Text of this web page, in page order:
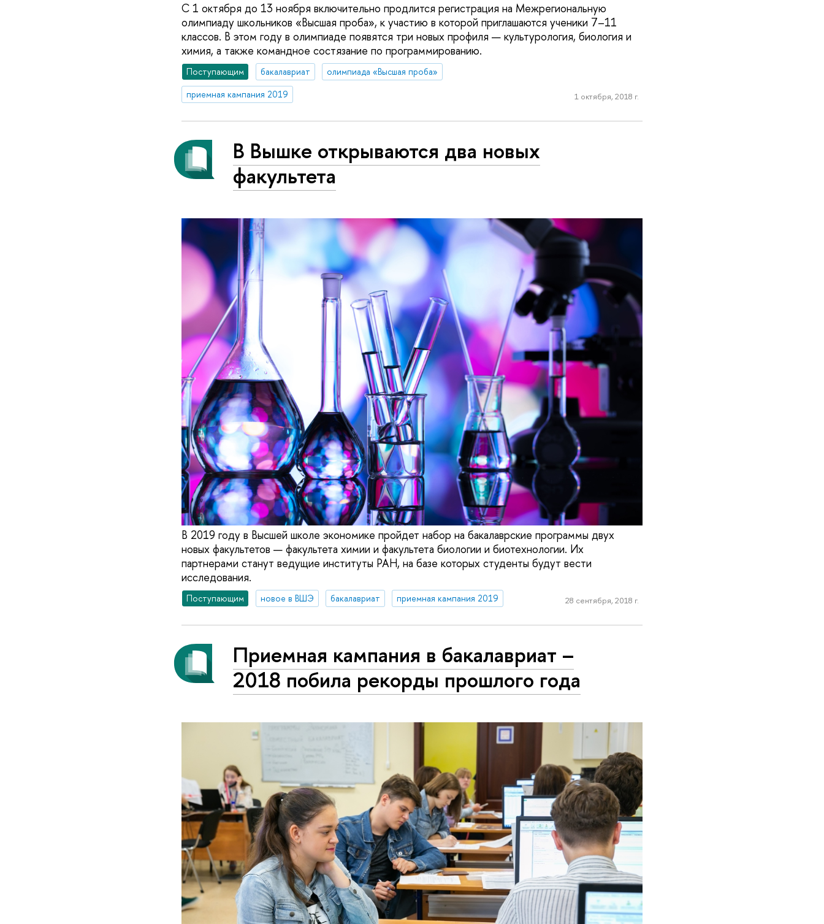
С 1 октября до 13 ноября включительно продлится регистрация на Межрегиональную
олимпиаду школьников «Высшая проба», к участию в которой приглашаются ученики 7–11
классов. В этом году в олимпиаде появятся три новых профиля — культурология, биология и
химия, а также командное состязание по программированию.
Поступающим бакалавриат
олимпиада «Высшая проба»
приемная кампания 2019
1 октября, 2018 г.
В Вышке открываются два новых
факультета
В 2019 году в Высшей школе экономике пройдет набор на бакалаврские программы двух
новых факультетов — факультета химии и факультета биологии и биотехнологии. Их
партнерами станут ведущие институты РАН, на базе которых студенты будут вести
исследования.
Поступающим новое в ВШЭ бакалавриат приемная кампания 2019 28 сентября, 2018 г.
Приемная кампания в бакалавриат –
2018 побила рекорды прошлого года